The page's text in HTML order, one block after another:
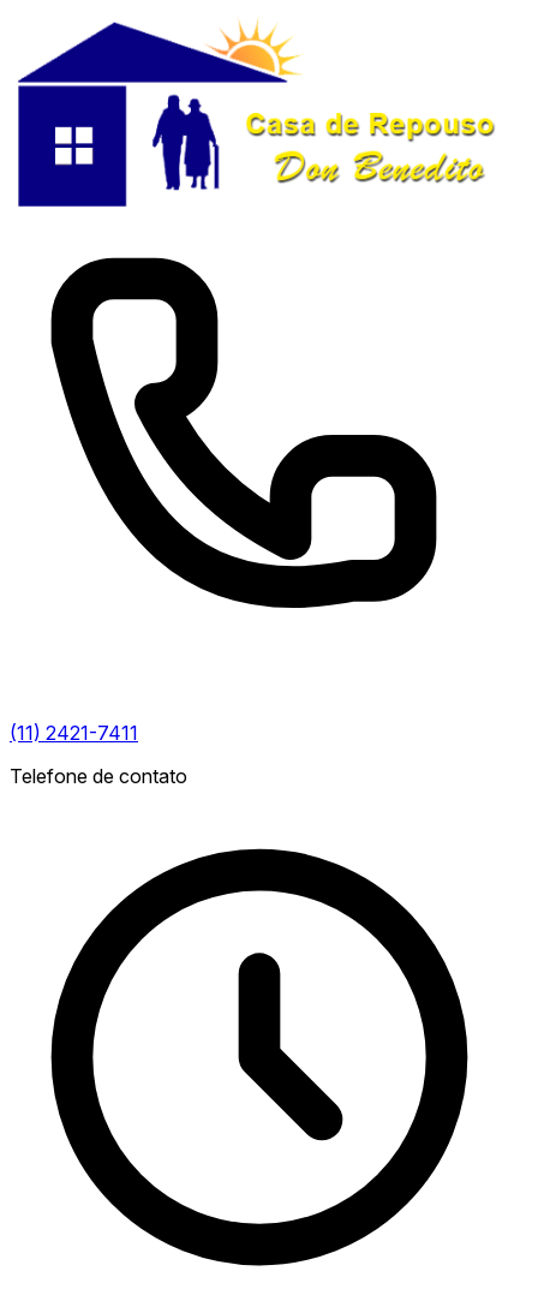
(11) 2421-7411
Telefone de contato